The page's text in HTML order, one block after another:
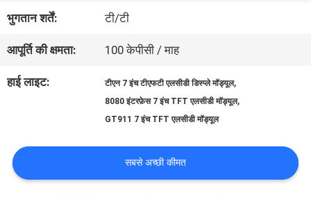
संपर्क
करें
उद्धरण
साइटमैप
भुगतान शर्तें: टी/टी
आपूर्ति की क्षमता: 100 केपीसी / माह
हाई लाइट: टीएन 7 इंच टीएफटी एलसीडी डिस्प्ले मॉड्यूल,
8080 इंटरफ़ेस 7 इंच TFT एलसीडी मॉड्यूल,
GT911 7 इंच TFT एलसीडी मॉड्यूल
सबसे अच्छी कीमत